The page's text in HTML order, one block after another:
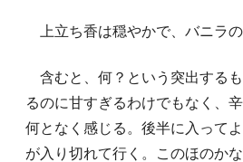
上立ち香は穏やかで、バニラの
含むと、何？という突出する
るのに甘すぎるわけでもなく、
何となく感じる。後半に入って
が入り切れて行く。このほのか